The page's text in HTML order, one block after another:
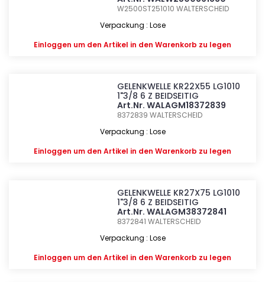
W2500ST251010WALTERSCHEID
Verpackung : Lose
Einloggen um den Artikel in den Warenkorb zu legen
GELENKWELLE KR22X55 LG1010
1"3/8 6 Z BEIDSEITIG
Art.Nr. WALAGM18372839
8372839WALTERSCHEID
Verpackung : Lose
Einloggen um den Artikel in den Warenkorb zu legen
GELENKWELLE KR27X75 LG1010
1"3/8 6 Z BEIDSEITIG
Art.Nr. WALAGM38372841
8372841WALTERSCHEID
Verpackung : Lose
Einloggen um den Artikel in den Warenkorb zu legen